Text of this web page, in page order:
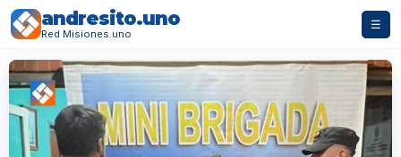
andresito.uno
Red Misiones.uno
☰